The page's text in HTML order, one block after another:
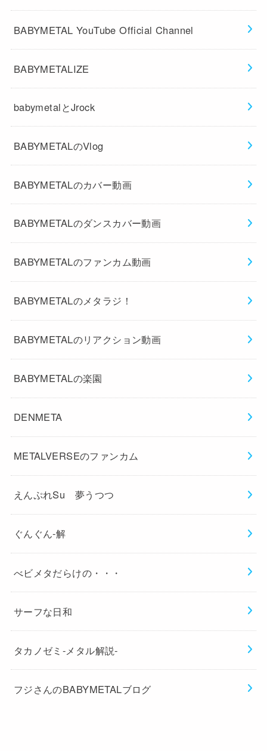
BABYMETAL YouTube Official Channel
BABYMETALIZE
babymetalとJrock
BABYMETALのVlog
BABYMETALのカバー動画
BABYMETALのダンスカバー動画
BABYMETALのファンカム動画
BABYMETALのメタラジ！
BABYMETALのリアクション動画
BABYMETALの楽園
DENMETA
METALVERSEのファンカム
えんぷれSu 夢うつつ
ぐんぐん-解
べビメタだらけの・・・
サーフな日和
タカノゼミ-メタル解説-
フジさんのBABYMETALブログ